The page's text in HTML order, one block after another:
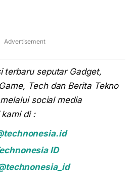
Advertisement
terbaru seputar Gadget,
Tech dan Berita Tekno
social media
di :
ID